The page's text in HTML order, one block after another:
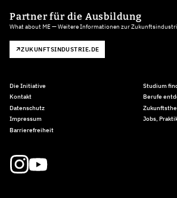
Partner für die Ausbildung
What about ME — Weitere Informationen zur
ZUKUNFTSINDUSTRIE.DE
Die Initiative
Kontakt
Datenschutz
Impressum
Barrierefreiheit
Studium
Berufe
Jobs,